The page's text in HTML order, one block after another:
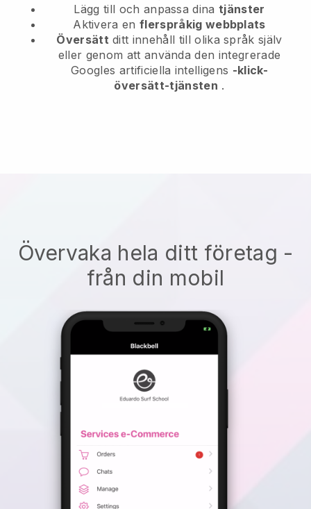
Lägg till och anpassa dinatjänster
Aktivera enflerspråkig webbplats
Översätt ditt innehåll till olika språk själv
eller genom att använda den integrerade
Googles artificiella intelligens -klick-
översätt-tjänsten .
Övervaka hela ditt företag -
från din mobil